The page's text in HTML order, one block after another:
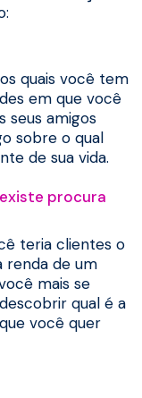
quais você tem
em que você
seus amigos
sobre o qual
de sua vida.
procura
teria clientes o
renda de um
mais se
qual é a
você quer